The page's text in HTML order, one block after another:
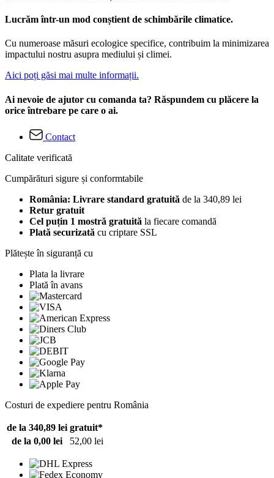
Lucrăm într-un mod conștient de schimbările climatice.
Cu numeroase măsuri ecologice specifice, contribuim la minimizarea
impactului nostru asupra mediului și climei.
Aici poți găsi mai multe informații.
Ai nevoie de ajutor cu comanda ta? Răspundem cu plăcere la
orice întrebare pe care o ai.
Contact
Calitate verificată
Cumpărături sigure și conformtabile
România: Livrare standard gratuită de la 340,89 lei
Retur gratuit
Cel puțin 1 mostră gratuită la fiecare comandă
Plată securizată cu criptare SSL
Plătește în siguranță cu
Plata la livrare
Plată în avans
Costuri de expediere pentru România
de la 340,89 lei gratuit*
de la 0,00 lei
52,00 lei